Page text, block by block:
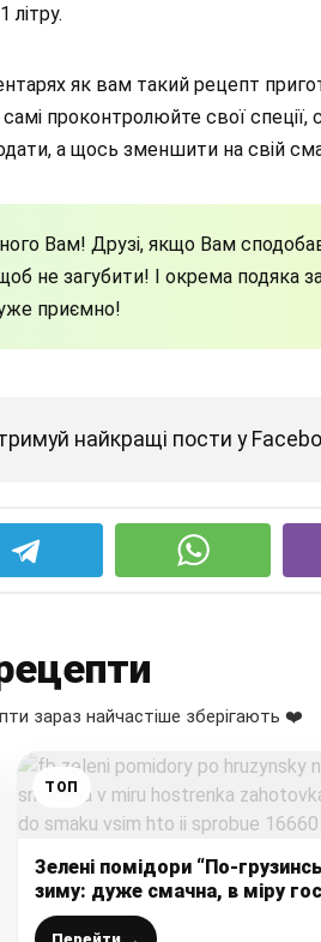
літру.
як вам такий рецепт
проконтролюйте свої спеції,
а щось зменшити на свій
Вам! Друзі, якщо Вам
не загубити! І окрема подяка
приємно!
найкращі пости у
зараз найчастіше зберігають ❤️
ТОП
Зелені помідори “По-
зиму: дуже смачна, в міру
заготовка, яка прийде до